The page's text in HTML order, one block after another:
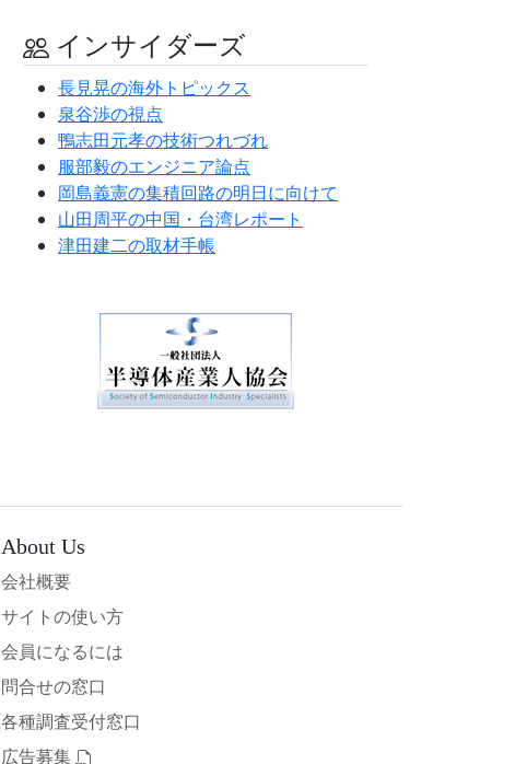
インサイダーズ
長見晃の海外トピックス
泉谷渉の視点
鴨志田元孝の技術つれづれ
服部毅のエンジニア論点
岡島義憲の集積回路の明日に向けて
山田周平の中国・台湾レポート
津田建二の取材手帳
About Us
会社概要
サイトの使い方
会員になるには
問合せの窓口
各種調査受付窓口
広告募集